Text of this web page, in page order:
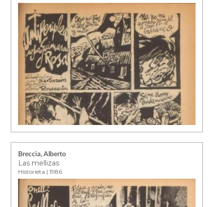
Breccia, Alberto
Las mellizas
Historieta | 1986